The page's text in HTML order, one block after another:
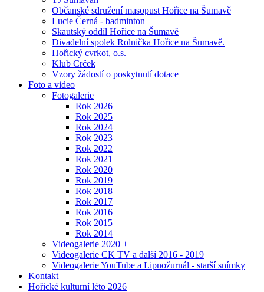
Občanské sdružení masopust Hořice na Šumavě
Lucie Černá - badminton
Skautský oddíl Hořice na Šumavě
Divadelní spolek Rolnička Hořice na Šumavě.
Hořický cvrkot, o.s.
Klub Crček
Vzory žádostí o poskytnutí dotace
Foto a video
Fotogalerie
Rok 2026
Rok 2025
Rok 2024
Rok 2023
Rok 2022
Rok 2021
Rok 2020
Rok 2019
Rok 2018
Rok 2017
Rok 2016
Rok 2015
Rok 2014
Videogalerie 2020 +
Videogalerie CK TV a další 2016 - 2019
Videogalerie YouTube a Lipnožurnál - starší snímky
Kontakt
Hořické kulturní léto 2026